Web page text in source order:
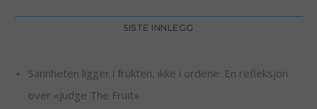
SISTE INNLEGG
Sannheten ligger i frukten, ikke i ordene: En refleksjon
over «Judge The Fruit»